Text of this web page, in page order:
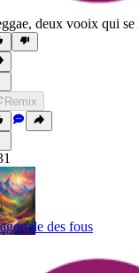
, deux vooix qui se
Remix
des fous